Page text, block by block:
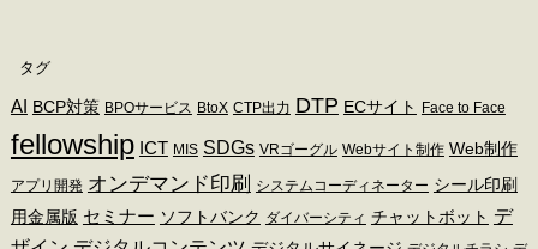
タグ
AI BCP対策 BPOサービス BtoX CTP出力 DTP ECサイト Face to Face
fellowship ICT MIS SDGs VRゴーグル Webサイト制作 Web制作
アプリ開発 オンデマンド印刷 システムコーディネーター シール印刷
用金属版 セミナー ソフトバンク ダイバーシティ チャットボット デ